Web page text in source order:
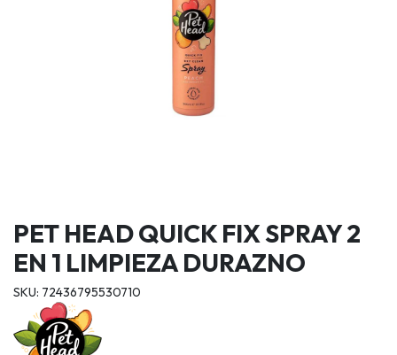
PET HEAD QUICK FIX SPRAY 2
EN 1 LIMPIEZA DURAZNO
SKU: 72436795530710